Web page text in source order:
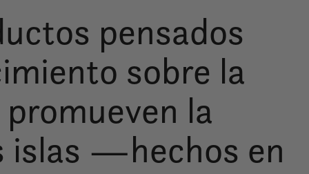
pensados
sobre la
la
islas —hechos en